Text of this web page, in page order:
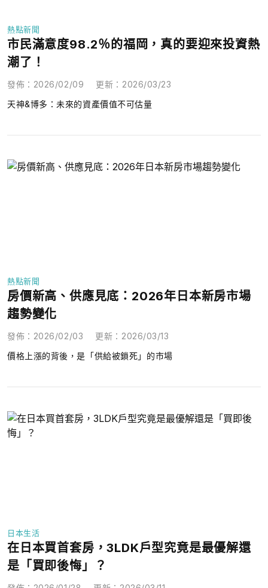
熱點新聞
市民滿意度98.2％的福岡，真的要迎來投資熱
潮了！
發佈 ： 2026/02/09 更新 ： 2026/03/23
天神&博多：未來的資產價值不可估量
熱點新聞
房價新高、供應見底：2026年日本新房市場
趨勢變化
發佈 ： 2026/02/03 更新 ： 2026/03/13
價格上漲的背後，是「供給被鎖死」的市場
日本生活
在日本買首套房，3LDK戶型究竟是最優解還
是「買即後悔」？